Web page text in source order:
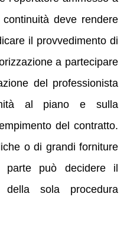
deve rendere
il provvedimento di
a partecipare
del professionista
al piano e sulla
del contratto.
o di grandi forniture
parte può decidere il
della sola procedura